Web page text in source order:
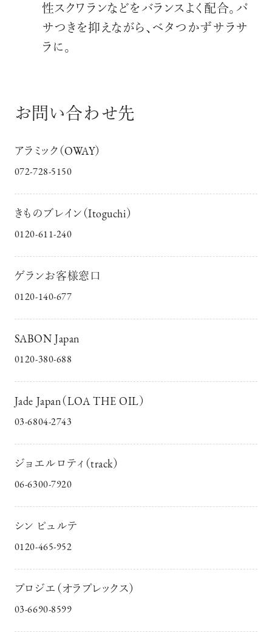
性スクワランなどをバランスよく配合。パ
サつきを抑えながら、ベタつかずサラサ
ラに。
お問い合わせ先
アラミック（OWAY）
072-728-5150
きものブレイン（Itoguchi）
0120-611-240
ゲランお客様窓口
0120-140-677
SABON Japan
0120-380-688
Jade Japan（LOA THE OIL）
03-6804-2743
ジョエルロティ（track）
06-6300-7920
シン ピュルテ
0120-465-952
プロジエ（オラプレックス）
03-6690-8599